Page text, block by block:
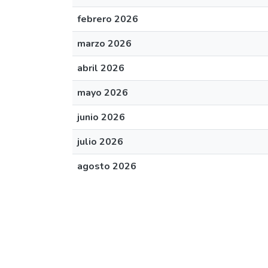
febrero 2026
marzo 2026
abril 2026
mayo 2026
junio 2026
julio 2026
agosto 2026